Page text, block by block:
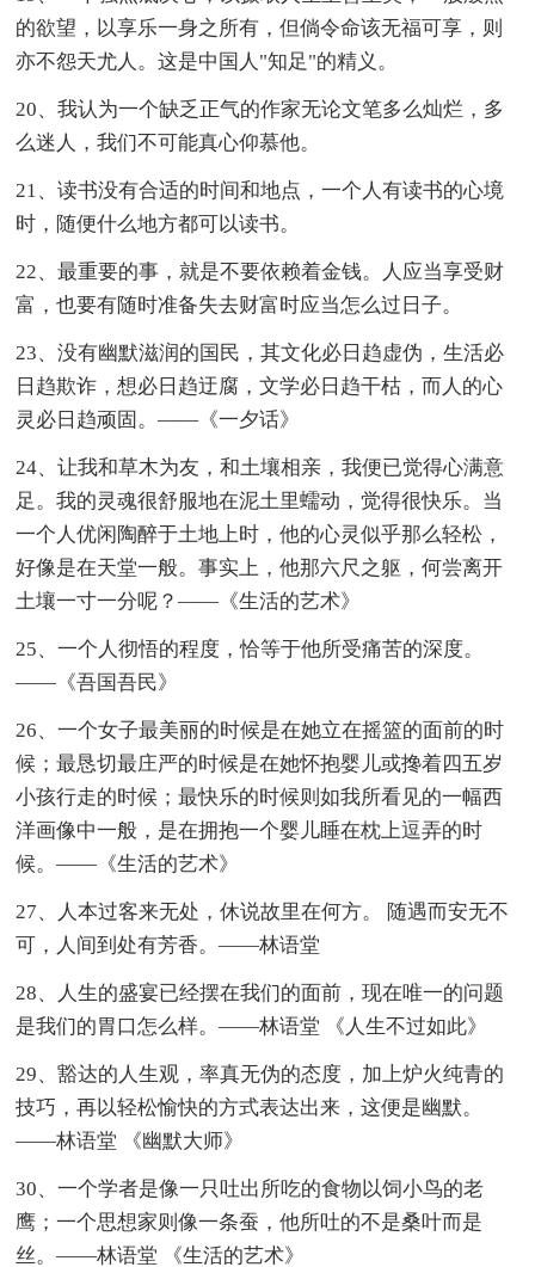
的欲望，以享乐一身之所有，但倘令命该无福可享，则
亦不怨天尤人。这是中国人"知足"的精义。
20、我认为一个缺乏正气的作家无论文笔多么灿烂，多
么迷人，我们不可能真心仰慕他。
21、读书没有合适的时间和地点，一个人有读书的心境
时，随便什么地方都可以读书。
22、最重要的事，就是不要依赖着金钱。人应当享受财
富，也要有随时准备失去财富时应当怎么过日子。
23、没有幽默滋润的国民，其文化必日趋虚伪，生活必
日趋欺诈，想必日趋迂腐，文学必日趋干枯，而人的心
灵必日趋顽固。——《一夕话》
24、让我和草木为友，和土壤相亲，我便已觉得心满意
足。我的灵魂很舒服地在泥土里蠕动，觉得很快乐。当
一个人优闲陶醉于土地上时，他的心灵似乎那么轻松，
好像是在天堂一般。事实上，他那六尺之躯，何尝离开
土壤一寸一分呢？——《生活的艺术》
25、一个人彻悟的程度，恰等于他所受痛苦的深度。
——《吾国吾民》
26、一个女子最美丽的时候是在她立在摇篮的面前的时
候；最恳切最庄严的时候是在她怀抱婴儿或搀着四五岁
小孩行走的时候；最快乐的时候则如我所看见的一幅西
洋画像中一般，是在拥抱一个婴儿睡在枕上逗弄的时
候。——《生活的艺术》
27、人本过客来无处，休说故里在何方。 随遇而安无不
可，人间到处有芳香。——林语堂
28、人生的盛宴已经摆在我们的面前，现在唯一的问题
是我们的胃口怎么样。——林语堂 《人生不过如此》
29、豁达的人生观，率真无伪的态度，加上炉火纯青的
技巧，再以轻松愉快的方式表达出来，这便是幽默。
——林语堂 《幽默大师》
30、一个学者是像一只吐出所吃的食物以饲小鸟的老
鹰；一个思想家则像一条蚕，他所吐的不是桑叶而是
丝。——林语堂 《生活的艺术》